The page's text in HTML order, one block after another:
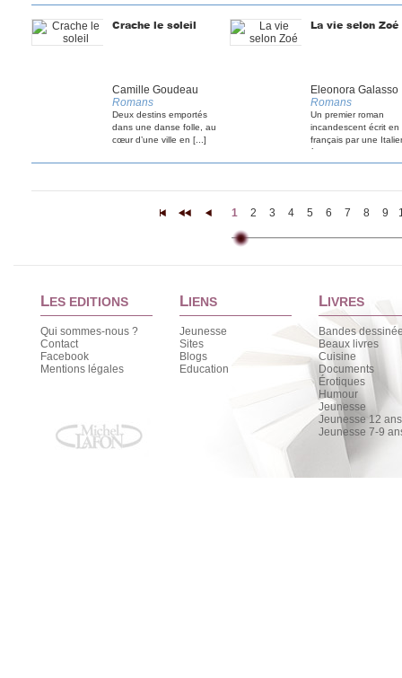
Crache le soleil
Camille Goudeau
Romans
Deux destins emportés
dans une danse folle, au
cœur d’une ville en [...]
La vie selon Zoé
Eleonora Galasso
Romans
Un premier roman
incandescent écrit en
français par une
à la [...]
1 2 3 4 5 6 7 8 9
LES EDITIONS
Qui sommes-nous ?
Contact
Facebook
Mentions légales
LIENS
Jeunesse
Sites
Blogs
Education
LIVRES
Bandes
Beaux livres
Cuisine
Documents
Érotiques
Humour
Jeunesse
Jeunesse 12
Jeunesse 7-9